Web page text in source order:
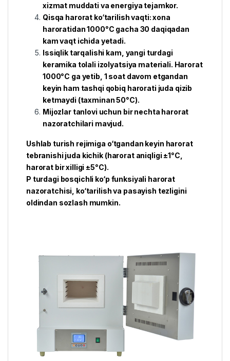
xizmat muddati va energiya tejamkor.
Qisqa harorat ko‘tarilish vaqti: xona
haroratidan 1000°C gacha 30 daqiqadan
kam vaqt ichida yetadi.
Issiqlik tarqalishi kam, yangi turdagi
keramika tolali izolyatsiya materiali. Harorat
1000°C ga yetib, 1 soat davom etgandan
keyin ham tashqi qobiq harorati juda qizib
ketmaydi (taxminan 50°C).
Mijozlar tanlovi uchun bir nechta harorat
nazoratchilari mavjud.
Ushlab turish rejimiga o‘tgandan keyin harorat
tebranishi juda kichik (harorat aniqligi ±1°C,
harorat bir xilligi ±5°C).
P turdagi bosqichli ko‘p funksiyali harorat
nazoratchisi, ko‘tarilish va pasayish tezligini
oldindan sozlash mumkin.